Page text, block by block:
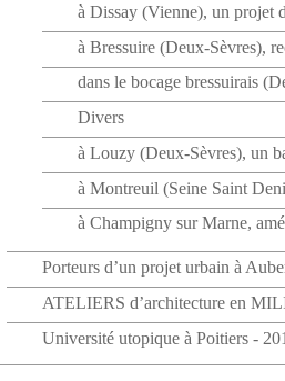
à Dissay (Vienne), un projet
à Bressuire (Deux-Sèvres),
dans le bocage bressuirais
Divers
à Louzy (Deux-Sèvres), un
à Montreuil (Seine Saint
à Champigny sur Marne,
Porteurs d’un projet urbain à
ATELIERS d’architecture en
Université utopique à Poitiers -